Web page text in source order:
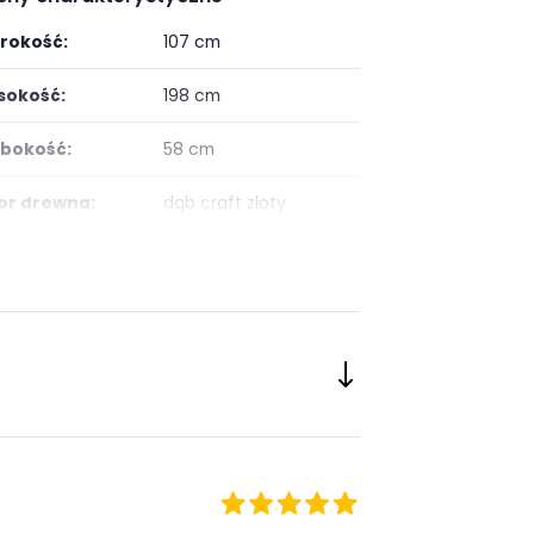
107 cm
198 cm
58 cm
drewna: dąb craft złoty
półek: 2
montażu